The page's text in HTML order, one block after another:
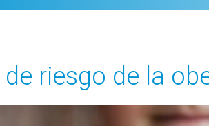
riesgo de la